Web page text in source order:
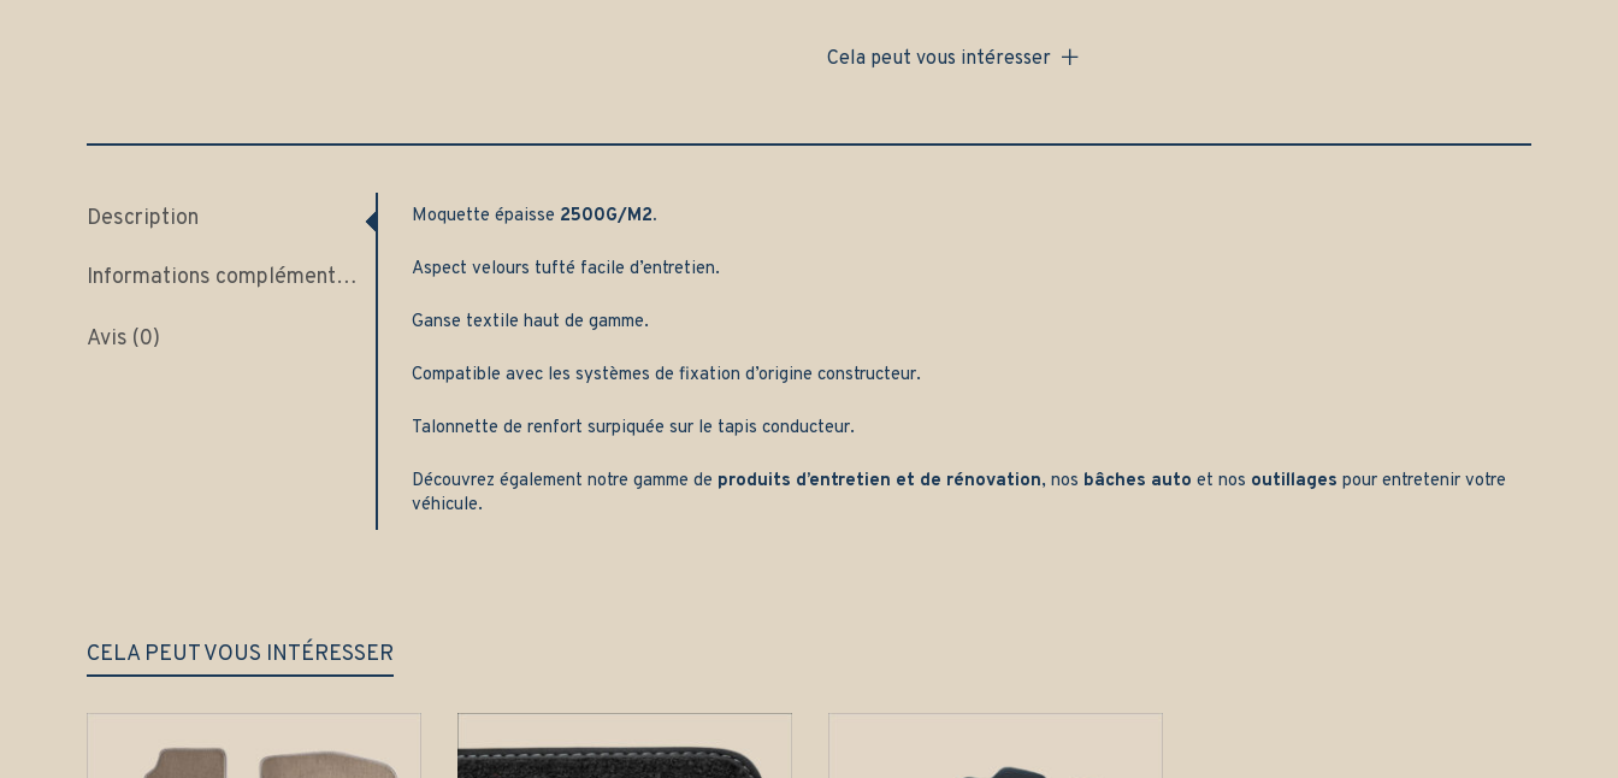
-
Cela peut vous intéresser
Description
Informations complémentaires
Avis (0)
Moquette épaisse 2500G/M2.
Aspect velours tufté facile d’entretien.
Ganse textile haut de gamme.
Compatible avec les systèmes de fixation d’origine constructeur.
Talonnette de renfort surpiquée sur le tapis conducteur.
Découvrez également notre gamme de produits d’entretien et de rénovation, nos bâches auto et nos outillages pour entretenir votre
véhicule.
CELA PEUT VOUS INTÉRESSER